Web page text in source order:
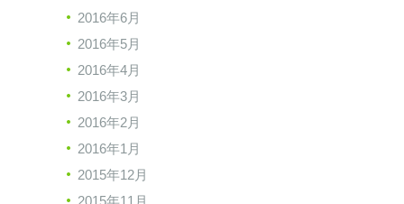
2016年6月
2016年5月
2016年4月
2016年3月
2016年2月
2016年1月
2015年12月
2015年11月